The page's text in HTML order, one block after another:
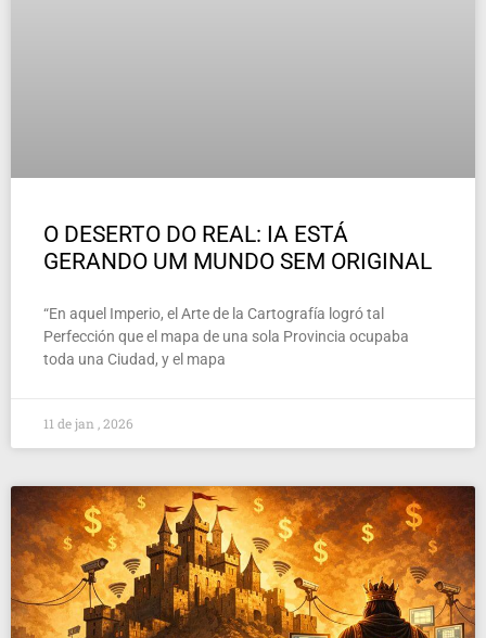
O DESERTO DO REAL: IA ESTÁ
GERANDO UM MUNDO SEM ORIGINAL
“En aquel Imperio, el Arte de la Cartografía logró tal
Perfección que el mapa de una sola Provincia ocupaba
toda una Ciudad, y el mapa
11 de jan , 2026